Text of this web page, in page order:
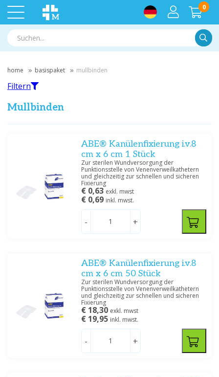
0
home basispaket mullbinden
Nach Marke filtern
Meditrade(29)
10 x 10 cm(6)
10 x 20 cm(6)
10 x 30 cm(1)
Filtern
Mullbinden
ABE® Kanülenfixierung i.v.8
cm x 6 cm 1 Stück
Zur sterilen Wundversorgung der
Punktionsstelle von Venenverweilkathetern
und gleichzeitig zur schnellen und sicheren
Fixierung
€ 0,63 exkl. mwst
€ 0,69 inkl. mwst.
- +
ABE® Kanülenfixierung i.v.8
cm x 6 cm 50 Stück
Zur sterilen Wundversorgung der
Punktionsstelle von Venenverweilkathetern
und gleichzeitig zur schnellen und sicheren
Fixierung
€ 18,30 exkl. mwst
€ 19,95 inkl. mwst.
- +